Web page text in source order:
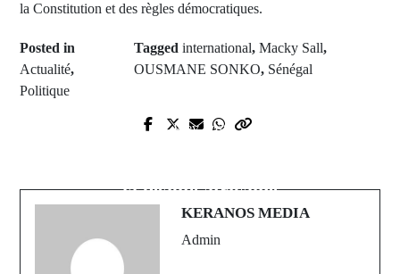
la Constitution et des règles démocratiques.
Posted in
Actualité,
Politique
Taggedinternational,Macky Sall,
OUSMANE SONKO, Sénégal
Prev Post
la beauté africaine
KERANOS MEDIA
Admin